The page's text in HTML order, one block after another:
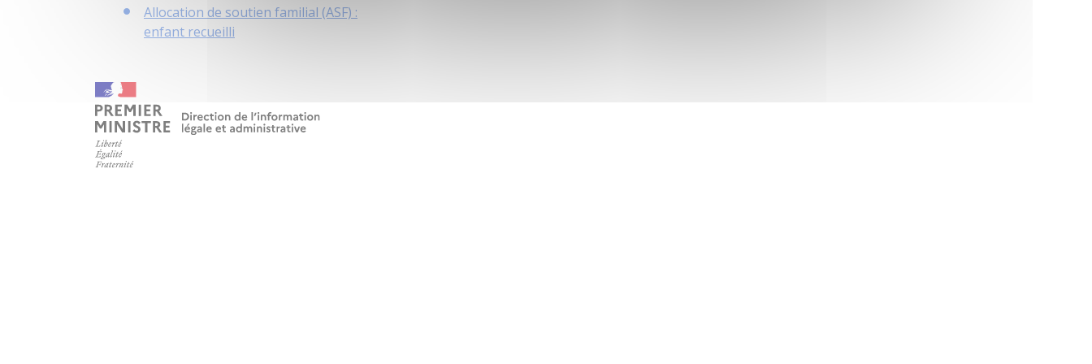
Allocation de soutien familial (ASF) :
enfant recueilli